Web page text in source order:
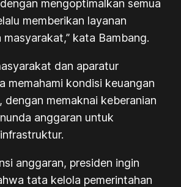
mengoptimalkan semua
memberikan layanan
kata Bambang.
dan aparatur
memahami kondisi keuangan
dengan memaknai keberanian
anggaran untuk
anggaran, presiden ingin
tata kelola pemerintahan